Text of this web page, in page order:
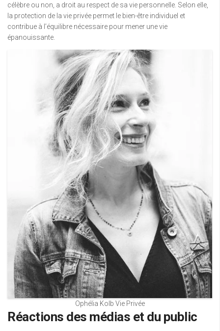
célèbre ou non, a droit au respect de sa vie personnelle. Selon elle,
la protection de la vie privée permet le bien-être individuel et
contribue à l’équilibre nécessaire pour mener une vie
épanouissante.
Ophélia Kolb Vie Privée
Réactions des médias et du public